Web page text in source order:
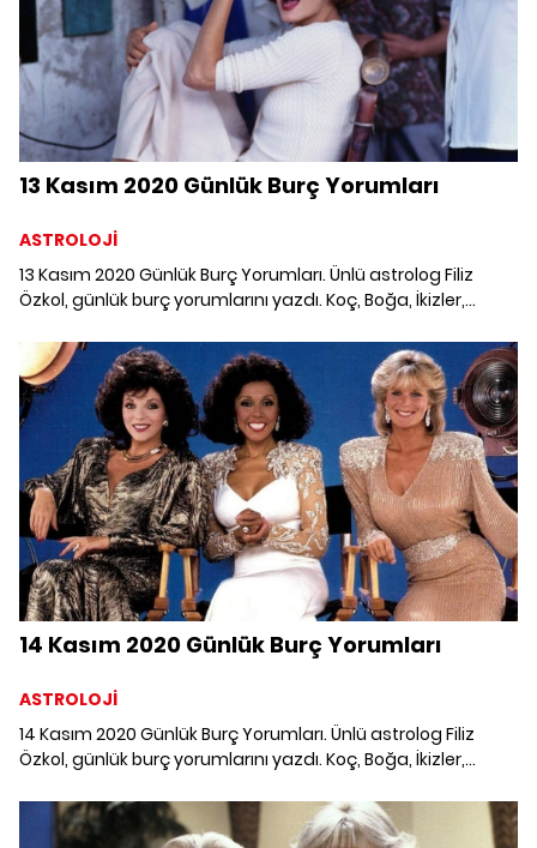
13 Kasım 2020 Günlük Burç Yorumları
ASTROLOJİ
13 Kasım 2020 Günlük Burç Yorumları. Ünlü astrolog Filiz
Özkol, günlük burç yorumlarını yazdı. Koç, Boğa, İkizler,
Balık burcunu 13 Kasım'da neler bekliyor?
14 Kasım 2020 Günlük Burç Yorumları
ASTROLOJİ
14 Kasım 2020 Günlük Burç Yorumları. Ünlü astrolog Filiz
Özkol, günlük burç yorumlarını yazdı. Koç, Boğa, İkizler,
Balık burcunu 14 Kasım'da neler bekliyor?